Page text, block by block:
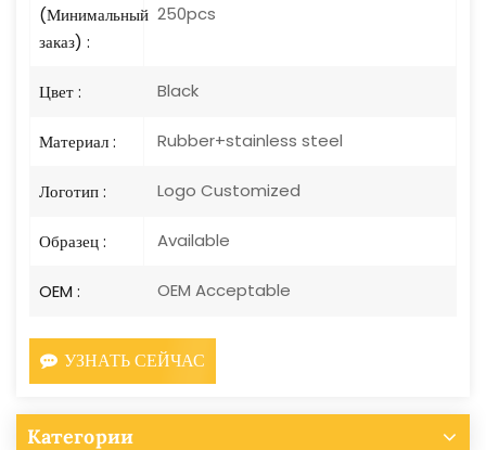
(Минимальный
заказ) :
250pcs
Цвет : Black
Материал : Rubber+stainless steel
Логотип : Logo Customized
Образец : Available
OEM : OEM Acceptable
УЗНАТЬ СЕЙЧАС
Категории